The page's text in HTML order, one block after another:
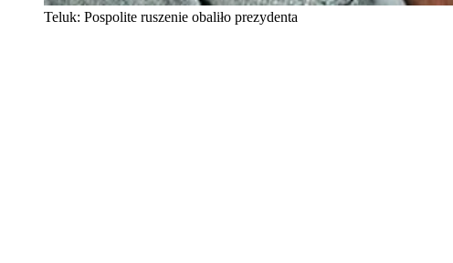
Teluk: Pospolite ruszenie obaliło prezydenta